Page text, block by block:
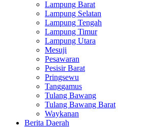
Lampung Barat
Lampung Selatan
Lampung Tengah
Lampung Timur
Lampung Utara
Mesuji
Pesawaran
Pesisir Barat
Pringsewu
Tanggamus
Tulang Bawang
Tulang Bawang Barat
Waykanan
Berita Daerah